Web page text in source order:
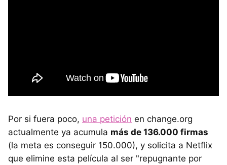
Por si fuera poco, una petición en change.org
actualmente ya acumula más de 136.000 firmas
(la meta es conseguir 150.000), y solicita a Netflix
que elimine esta película al ser "repugnante por